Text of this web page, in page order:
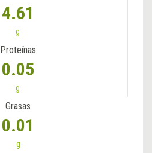
4.61
g
Proteínas
0.05
g
Grasas
0.01
g